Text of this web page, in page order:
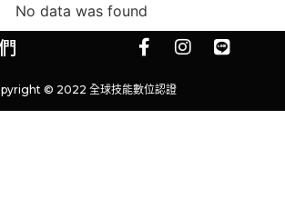
No data was found
© 2022 全球技能數位認證